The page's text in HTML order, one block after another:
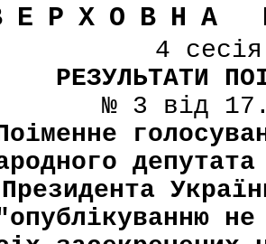
4
РЕЗУЛЬТАТИ
№ 3 від
Президента